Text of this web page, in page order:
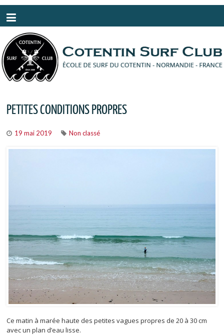
PETITES CONDITIONS PROPRES
19 mai 2019 Non classé
Ce matin à marée haute des petites vagues propres de 20 à 30 cm
avec un plan d’eau lisse.
Panneau de gestion des cookies